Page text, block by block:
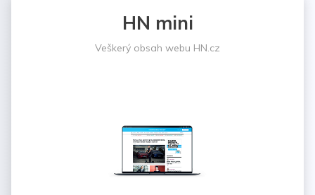
HN mini
Veškerý obsah webu HN.cz